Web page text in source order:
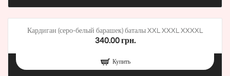
Кардиган (серо-белый барашек) баталы XXL XXXL XXXXL
340.00 грн.
Купить